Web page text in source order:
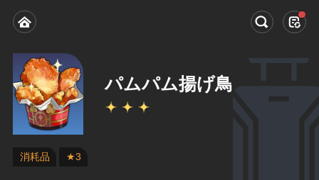
パムパム揚げ鳥
消耗品 ★3